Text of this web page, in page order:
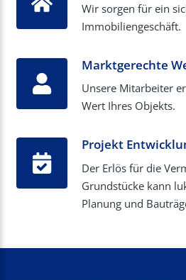
Wir sorgen für ein
Immobiliengeschäft.
Marktgerechte
Unsere Mitarbeiter
Wert Ihres Objekts.
Projekt
Der Erlös für die
Grundstücke kann
Planung und